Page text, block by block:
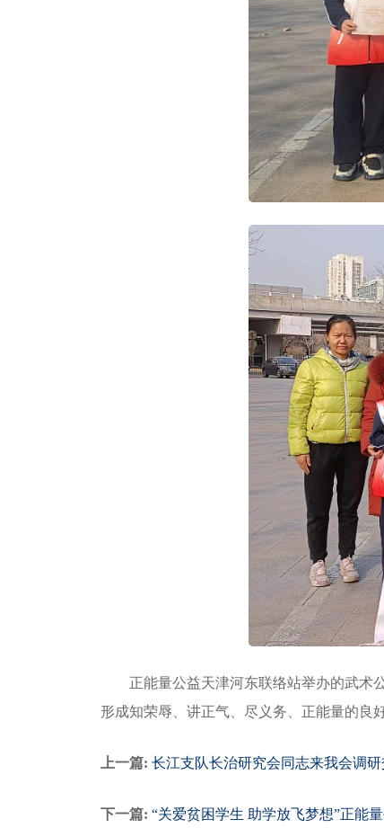
正能量公益天津河东联络站举办的武术
形成知荣辱、讲正气、尽义务、正能量的良
上一篇: 长江支队长治研究会同志来我会调
下一篇: “关爱贫困学生 助学放飞梦想”正能